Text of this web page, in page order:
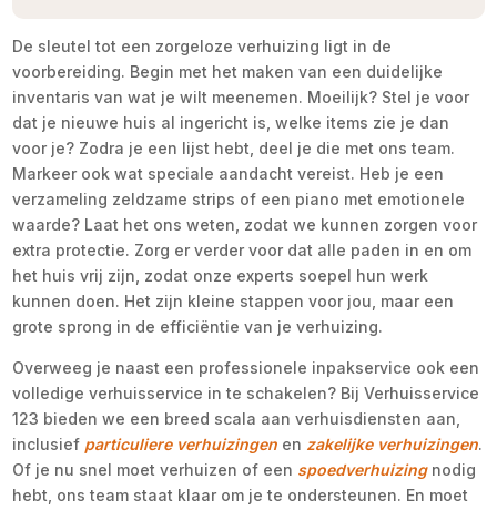
De sleutel tot een zorgeloze verhuizing ligt in de
voorbereiding. Begin met het maken van een duidelijke
inventaris van wat je wilt meenemen. Moeilijk? Stel je voor
dat je nieuwe huis al ingericht is, welke items zie je dan
voor je? Zodra je een lijst hebt, deel je die met ons team.
Markeer ook wat speciale aandacht vereist. Heb je een
verzameling zeldzame strips of een piano met emotionele
waarde? Laat het ons weten, zodat we kunnen zorgen voor
extra protectie. Zorg er verder voor dat alle paden in en om
het huis vrij zijn, zodat onze experts soepel hun werk
kunnen doen. Het zijn kleine stappen voor jou, maar een
grote sprong in de efficiëntie van je verhuizing.
Overweeg je naast een professionele inpakservice ook een
volledige verhuisservice in te schakelen? Bij Verhuisservice
123 bieden we een breed scala aan verhuisdiensten aan,
inclusief particuliere verhuizingen en zakelijke verhuizingen.
Of je nu snel moet verhuizen of een spoedverhuizingnodig
hebt, ons team staat klaar om je te ondersteunen. En moet